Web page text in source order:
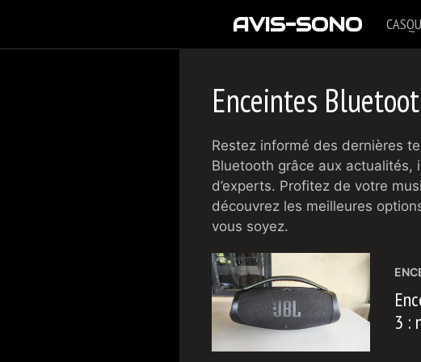
contenu
AVIS-SONO
Enceintes
Restez informé des dernières
Bluetooth grâce aux actualités,
d’experts. Profitez de votre
découvrez les meilleures
vous soyez.
3 :